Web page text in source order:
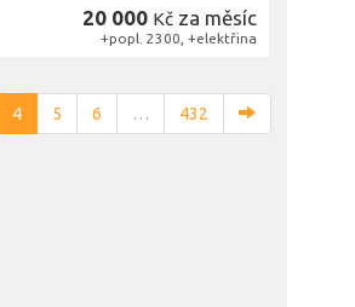
20 000 Kč za měsíc
+popl. 2300, +elektřina
4 5 6 … 432